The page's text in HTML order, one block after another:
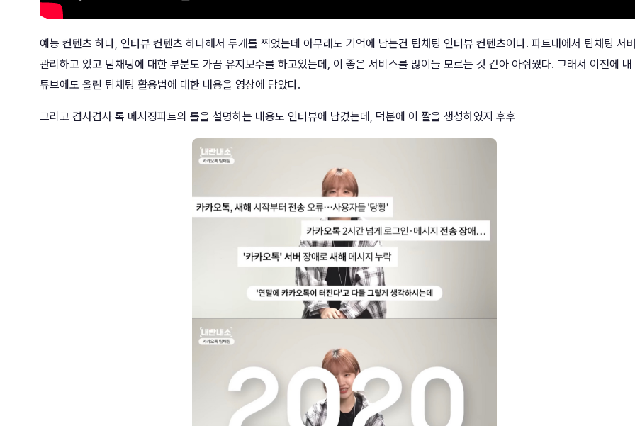
예능 컨텐츠 하나, 인터뷰 컨텐츠 하나해서 두개를 찍었는데 아무래도 기억에 남는건 팀채팅 인터뷰 컨텐츠이다. 파트내에서 팀채팅 서
관리하고 있고 팀채팅에 대한 부분도 가끔 유지보수를 하고있는데, 이 좋은 서비스를 많이들 모르는 것 같아 아쉬웠다. 그래서 이전에 내
튜브에도 올린 팀채팅 활용법에 대한 내용을 영상에 담았다.
그리고 겸사겸사 톡 메시징파트의 롤을 설명하는 내용도 인터뷰에 남겼는데, 덕분에 이 짤을 생성하였지 후후